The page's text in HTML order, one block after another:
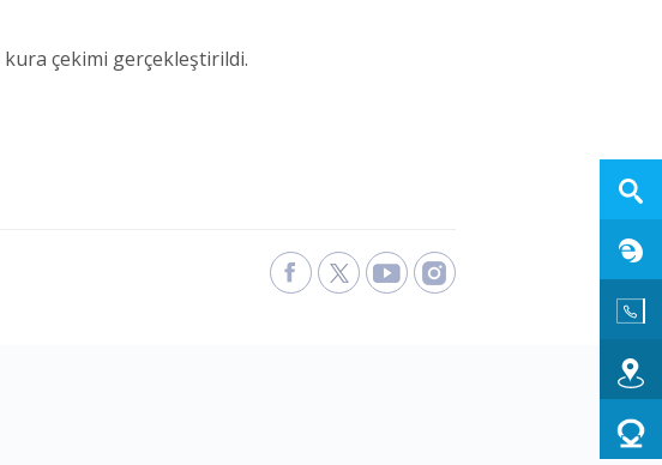
kura çekimi gerçekleştirildi.